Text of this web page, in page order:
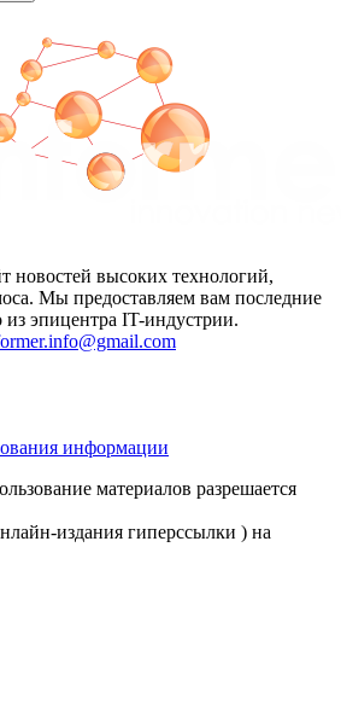
новостей высоких технологий,
Мы предоставляем вам последние
эпицентра IT-индустрии.
информации
материалов разрешается
издания гиперссылки ) на